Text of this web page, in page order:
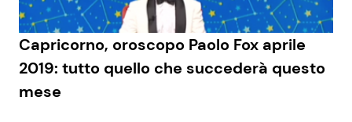
Capricorno, oroscopo Paolo Fox aprile
2019: tutto quello che succederà questo
mese